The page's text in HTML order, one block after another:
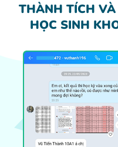
THÀNH TÍCH
HỌC SINH